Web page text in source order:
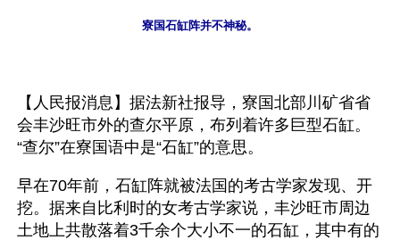
寮国石缸阵并不神秘。
【人民报消息】据法新社报导，寮国北部川矿省省
会丰沙旺市外的查尔平原，布列着许多巨型石缸。
“查尔”在寮国语中是“石缸”的意思。
早在70年前，石缸阵就被法国的考古学家发现、开
挖。据来自比利时的女考古学家说，丰沙旺市周边
土地上共散落着3千余个大小不一的石缸，其中有的